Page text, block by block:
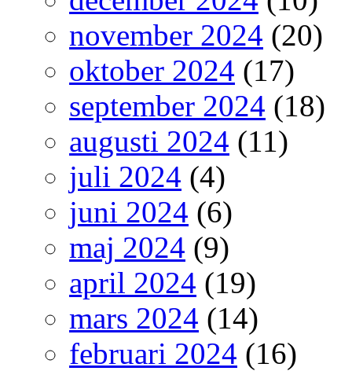
november 2024 (20)
oktober 2024 (17)
september 2024 (18)
augusti 2024 (11)
juli 2024 (4)
juni 2024 (6)
maj 2024 (9)
april 2024 (19)
mars 2024 (14)
februari 2024 (16)